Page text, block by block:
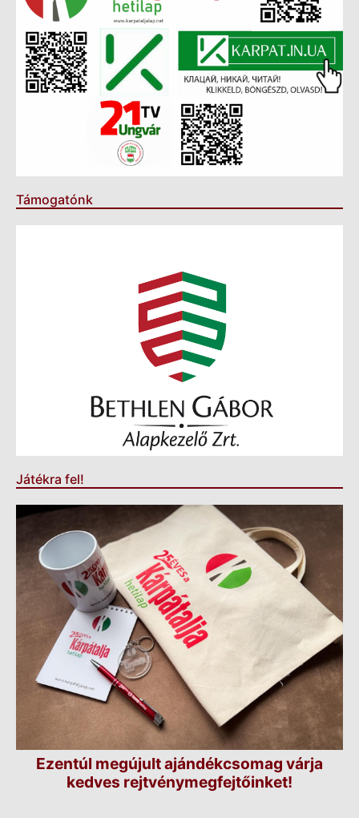
Támogatónk
Játékra fel!
Ezentúl megújult ajándékcsomag várja
kedves rejtvénymegfejtőinket!